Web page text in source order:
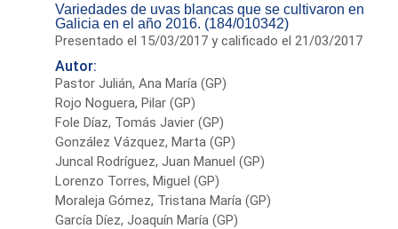
Variedades de uvas blancas que se cultivaron en
Galicia en el año 2016. (184/010342)
Presentado el 15/03/2017 y calificado el 21/03/2017
Autor:
Pastor Julián, Ana María (GP)
Rojo Noguera, Pilar (GP)
Fole Díaz, Tomás Javier (GP)
González Vázquez, Marta (GP)
Juncal Rodríguez, Juan Manuel (GP)
Lorenzo Torres, Miguel (GP)
Moraleja Gómez, Tristana María (GP)
García Díez, Joaquín María (GP)